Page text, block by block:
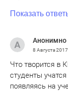
Показать
Анонимно
8 Августа 2017
Что творится в
студенты
появляясь на